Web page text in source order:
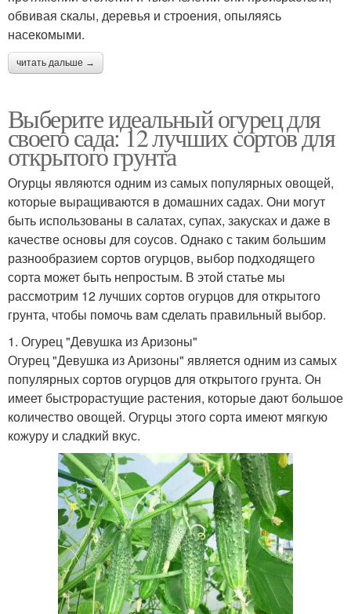
обвивая скалы, деревья и строения, опыляясь
насекомыми.
читать дальше →
Выберите идеальный огурец для
своего сада: 12 лучших сортов для
открытого грунта
Огурцы являются одним из самых популярных овощей,
которые выращиваются в домашних садах. Они могут
быть использованы в салатах, супах, закусках и даже в
качестве основы для соусов. Однако с таким большим
разнообразием сортов огурцов, выбор подходящего
сорта может быть непростым. В этой статье мы
рассмотрим 12 лучших сортов огурцов для открытого
грунта, чтобы помочь вам сделать правильный выбор.
1. Огурец "Девушка из Аризоны"
Огурец "Девушка из Аризоны" является одним из самых
популярных сортов огурцов для открытого грунта. Он
имеет быстрорастущие растения, которые дают большое
количество овощей. Огурцы этого сорта имеют мягкую
кожуру и сладкий вкус.